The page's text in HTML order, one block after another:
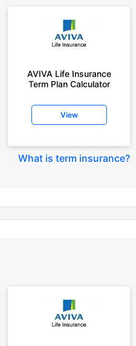
price for a 1 crore term life
smoker, with no pre-existing
off to nearest 10
diseases, cover upto 30 years
term life insurance for an 18
crore term life insurance for an 18
crore term life insurance for an 18
existing diseases, cover upto 30
AVIVA Life Insurance
Term Plan Calculator
View
What is term insurance?